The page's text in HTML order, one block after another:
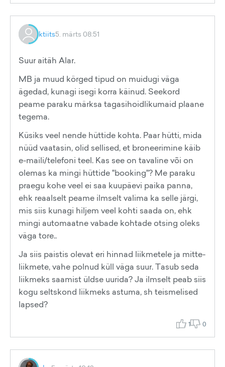
ktiits5. märts 08:51
Suur aitäh Alar.
MB ja muud körged tipud on muidugi väga
ägedad, kunagi isegi korra käinud. Seekord
peame paraku märksa tagasihoidlikumaid plaane
tegema.
Küsiks veel nende hüttide kohta. Paar hütti, mida
nüüd vaatasin, olid sellised, et broneerimine käib
e-maili/telefoni teel. Kas see on tavaline või on
olemas ka mingi hüttide "booking"? Me paraku
praegu kohe veel ei saa kuupäevi paika panna,
ehk reaalselt peame ilmselt valima ka selle järgi,
mis siis kunagi hiljem veel kohti saada on, ehk
mingi automaatne vabade kohtade otsing oleks
väga tore..
Ja siis paistis olevat eri hinnad liikmetele ja mitte-
liikmete, vahe polnud küll väga suur. Tasub seda
liikmeks saamist üldse uurida? Ja ilmselt peab siis
kogu seltskond liikmeks astuma, sh teismelised
lapsed?
1 0